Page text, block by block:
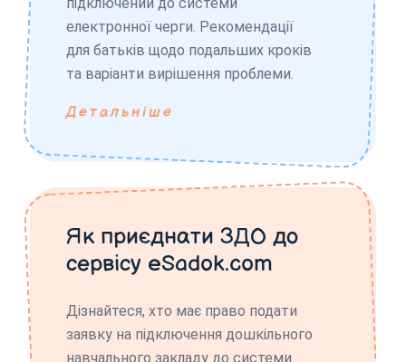
електронної черги. Рекомендації
для батьків щодо подальших кроків
та варіанти вирішення проблеми.
Детальніше
Як приєднати ЗДО до
сервісу eSadok.com
Дізнайтеся, хто має право подати
заявку на підключення дошкільного
навчального закладу до системи